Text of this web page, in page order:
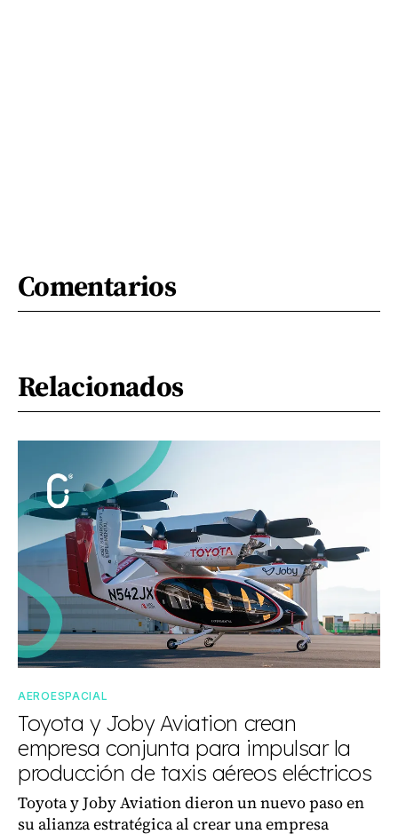
Comentarios
Relacionados
AEROESPACIAL
Toyota y Joby Aviation crean
empresa conjunta para impulsar la
producción de taxis aéreos eléctricos
Toyota y Joby Aviation dieron un nuevo paso en
su alianza estratégica al crear una empresa